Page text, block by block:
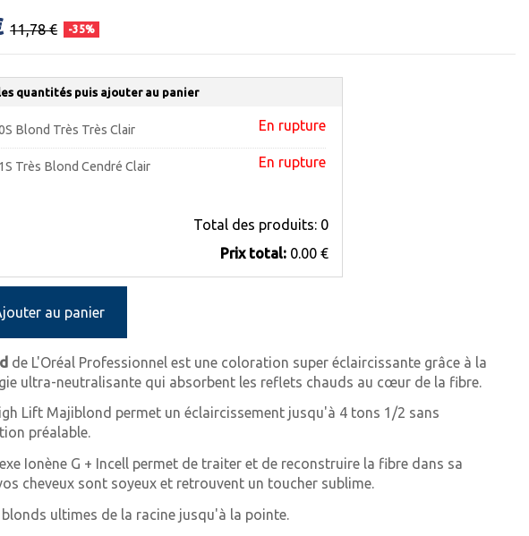
11,78 € -35%
quantités puis ajouter au panier
Blond Très Très Clair En rupture
Très Blond Cendré Clair En rupture
Total des produits: 0
Prix ​​total: 0.00 €
au panier
de L'Oréal Professionnel est une coloration super éclaircissante grâce à la
ultra-neutralisante qui absorbent les reflets chauds au cœur de la fibre.
Lift Majiblond permet un éclaircissement jusqu'à 4 tons 1/2 sans
préalable.
Ionène G + Incell permet de traiter et de reconstruire la fibre dans sa
cheveux sont soyeux et retrouvent un toucher sublime.
blonds ultimes de la racine jusqu'à la pointe.